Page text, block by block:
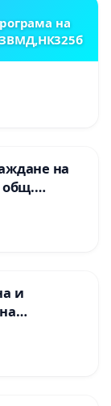
на
на
общ.
и